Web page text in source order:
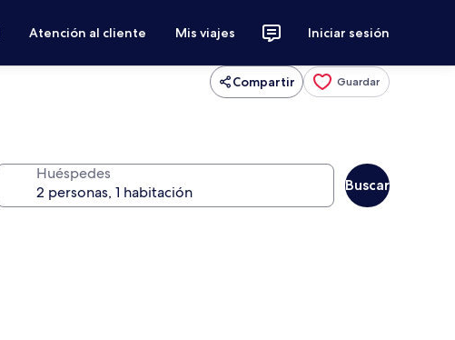
Atención al cliente Mis viajes Iniciar sesión
Compartir Guardar
Huéspedes
Buscar